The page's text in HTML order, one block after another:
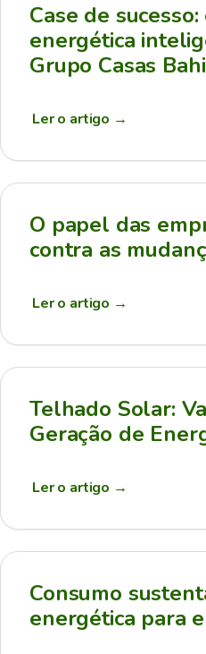
Case de
energética
Grupo Casas
Ler o artigo →
O papel das
contra as
Ler o artigo →
Telhado Solar:
Geração de
Ler o artigo →
Consumo
energética para